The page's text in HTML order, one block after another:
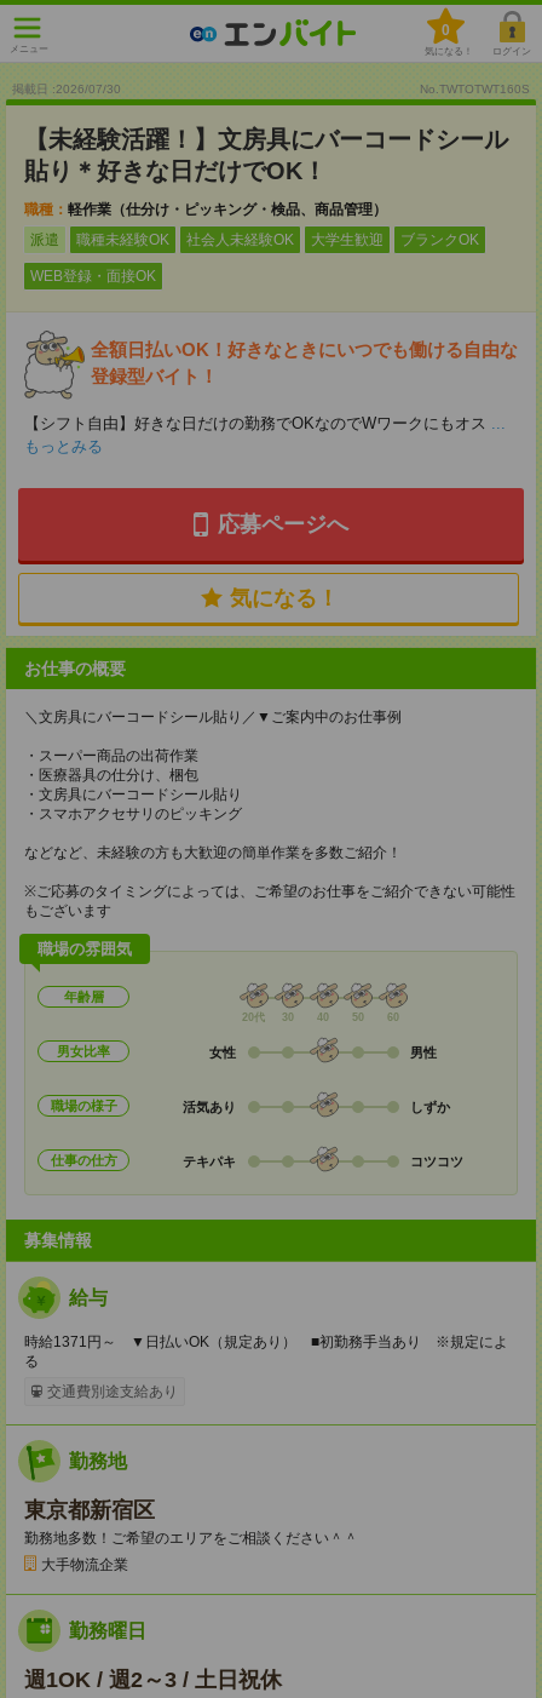
メニュー
0
気になる！ ログイン
掲載日 :2026/07/30 No.TWTOTWT160S
【未経験活躍！】文房具にバーコードシール
貼り＊好きな日だけでOK！
職種： 軽作業（仕分け・ピッキング・検品、商品管理）
派遣
職種未経験OK 社会人未経験OK 大学生歓迎 ブランクOK
WEB登録・面接OK
全額日払いOK！好きなときにいつでも働ける自由な
登録型バイト！
【シフト自由】好きな日だけの勤務でOKなのでWワークにもオス ...
もっとみる
応募ページへ
気になる！
お仕事の概要
＼文房具にバーコードシール貼り／▼ご案内中のお仕事例
・スーパー商品の出荷作業
・医療器具の仕分け、梱包
・文房具にバーコードシール貼り
・スマホアクセサリのピッキング
などなど、未経験の方も大歓迎の簡単作業を多数ご紹介！
※ご応募のタイミングによっては、ご希望のお仕事をご紹介できない可能性
もございます
職場の雰囲気
年齢層
20代 30 40 50 60
男女比率 女性 男性
職場の様子 活気あり しずか
仕事の仕方 テキパキ コツコツ
募集情報
給与
時給1371円～ ▼日払いOK（規定あり） ■初勤務手当あり ※規定によ
る
交通費別途支給あり
勤務地
東京都新宿区
勤務地多数！ご希望のエリアをご相談ください＾＾
大手物流企業
勤務曜日
週1OK / 週2～3 / 土日祝休